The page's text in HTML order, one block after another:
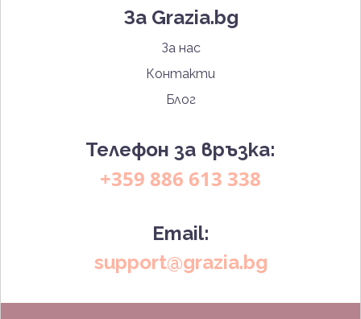
За Grazia.bg
За нас
Контакти
Блог
Телефон за връзка:
+359 886 613 338
Email:
support@grazia.bg